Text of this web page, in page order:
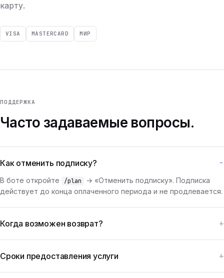
карту.
VISA MASTERCARD МИР
ПОДДЕРЖКА
Часто задаваемые вопросы.
Как отменить подписку?
В боте откройте /plan
→ «Отменить подписку». Подписка
действует до конца оплаченного периода и не продлевается.
Когда возможен возврат?
Сроки предоставления услуги